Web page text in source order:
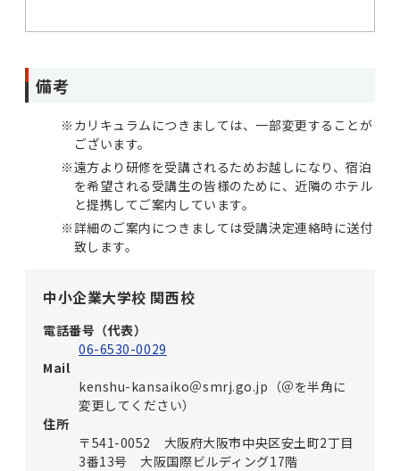
備考
※ カリキュラムにつきましては、一部変更することが
ございます。
※遠方より研修を受講されるためお越しになり、宿泊
を希望される受講生の皆様のために、近隣のホテル
と提携してご案内しています。
※詳細のご案内につきましては受講決定連絡時に送付
致します。
中小企業大学校 関西校
電話番号（代表）
06-6530-0029
Mail
kenshu-kansaiko＠smrj.go.jp（＠を半角に
変更してください）
住所
〒541-0052 大阪府大阪市中央区安土町2丁目
3番13号 大阪国際ビルディング17階